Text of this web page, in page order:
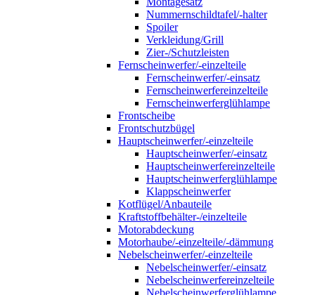
Nummernschildtafel/-halter
Spoiler
Verkleidung/Grill
Zier-/Schutzleisten
Fernscheinwerfer/-einzelteile
Fernscheinwerfer/-einsatz
Fernscheinwerfereinzelteile
Fernscheinwerferglühlampe
Frontscheibe
Frontschutzbügel
Hauptscheinwerfer/-einzelteile
Hauptscheinwerfer/-einsatz
Hauptscheinwerfereinzelteile
Hauptscheinwerferglühlampe
Klappscheinwerfer
Kotflügel/Anbauteile
Kraftstoffbehälter-/einzelteile
Motorabdeckung
Motorhaube/-einzelteile/-dämmung
Nebelscheinwerfer/-einzelteile
Nebelscheinwerfer/-einsatz
Nebelscheinwerfereinzelteile
Nebelscheinwerferglühlampe